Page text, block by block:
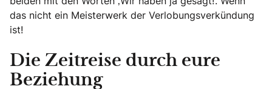
das nicht ein Meisterwerk der Verlobungsverkündung
ist!
Die Zeitreise durch eure
Beziehung